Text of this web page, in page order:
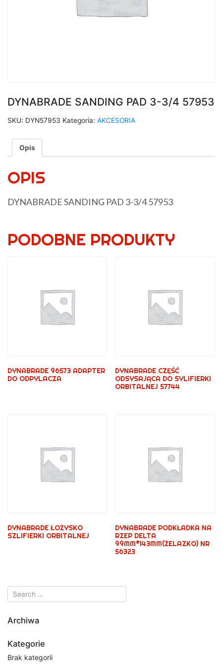
DYNABRADE SANDING PAD 3-3/4 57953
SKU: DYN57953 Kategoria: AKCESORIA
Opis
OPIS
DYNABRADE SANDING PAD 3-3/4 57953
PODOBNE PRODUKTY
DYNABRADE 96573 ADAPTER
DO ODPYLACZA
DYNABRADE CZĘŚĆ
ODSYSAJĄCA DO SYLIFIERKI
ORBITALNEJ 57744
DYNABRADE ŁOŻYSKO
SZLIFIERKI ORBITALNEJ
DYNABRADE PODKŁADKA NA
RZEP DELTA
99MM*143MM(ŻELAZKO) NR
56323
Archiwa
Kategorie
Brak kategorii